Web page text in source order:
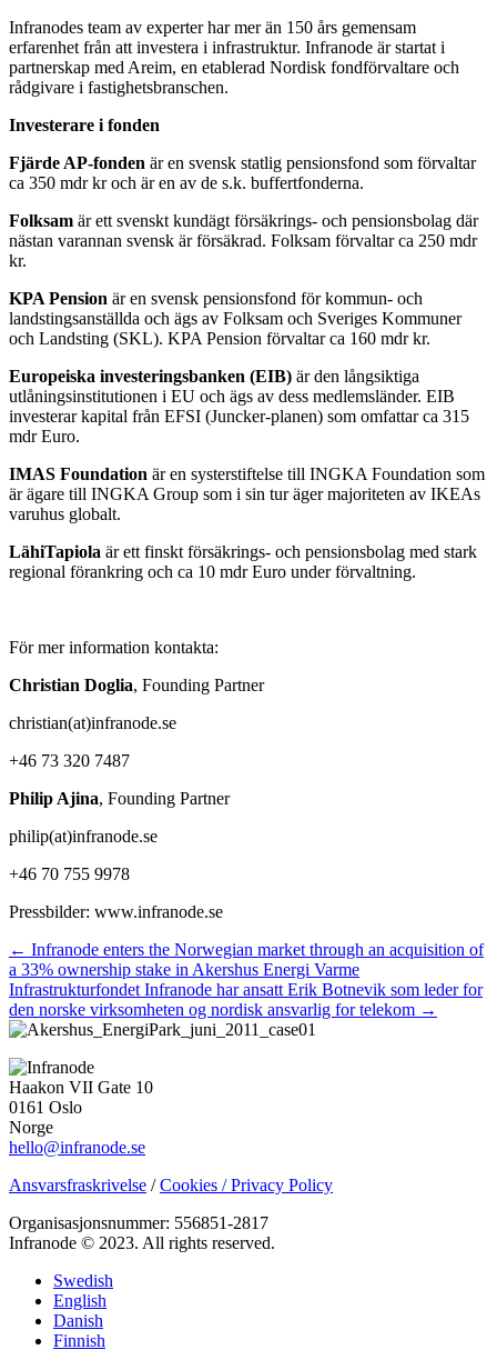
Infranodes team av experter har mer än 150 års gemensam
erfarenhet från att investera i infrastruktur. Infranode är startat i
partnerskap med Areim, en etablerad Nordisk fondförvaltare och
rådgivare i fastighetsbranschen.
Investerare i fonden
Fjärde AP-fonden är en svensk statlig pensionsfond som förvaltar
ca 350 mdr kr och är en av de s.k. buffertfonderna.
Folksam är ett svenskt kundägt försäkrings- och pensionsbolag där
nästan varannan svensk är försäkrad. Folksam förvaltar ca 250 mdr
kr.
KPA Pension är en svensk pensionsfond för kommun- och
landstingsanställda och ägs av Folksam och Sveriges Kommuner
och Landsting (SKL). KPA Pension förvaltar ca 160 mdr kr.
Europeiska investeringsbanken (EIB) är den långsiktiga
utlåningsinstitutionen i EU och ägs av dess medlemsländer. EIB
investerar kapital från EFSI (Juncker-planen) som omfattar ca 315
mdr Euro.
IMAS Foundation är en systerstiftelse till INGKA Foundation som
är ägare till INGKA Group som i sin tur äger majoriteten av IKEAs
varuhus globalt.
LähiTapiola är ett finskt försäkrings- och pensionsbolag med stark
regional förankring och ca 10 mdr Euro under förvaltning.
För mer information kontakta:
Christian Doglia, Founding Partner
christian(at)infranode.se
+46 73 320 7487
Philip Ajina, Founding Partner
philip(at)infranode.se
+46 70 755 9978
Pressbilder: www.infranode.se
Posts
navigation
← Infranode enters the Norwegian market through an acquisition of
a 33% ownership stake in Akershus Energi Varme
Infrastrukturfondet Infranode har ansatt Erik Botnevik som leder for
den norske virksomheten og nordisk ansvarlig for telekom →
Haakon VII Gate 10
0161 Oslo
Norge
hello@infranode.se
Ansvarsfraskrivelse /Cookies / Privacy Policy
Organisasjonsnummer: 556851-2817
Infranode © 2023. All rights reserved.
Swedish
English
Danish
Finnish